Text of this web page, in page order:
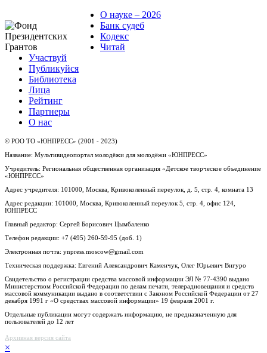
О науке – 2026
Банк судеб
Кодекс
Читай
Участвуй
Публикуйся
Библиотека
Лица
Рейтинг
Партнеры
О нас
© РОО ТО «ЮНПРЕСС» (2001 - 2023)
Название: Мультивидеопортал молодёжи для молодёжи «ЮНПРЕСС»
Учредитель: Региональная общественная организация «Детское творческое объединение
«ЮНПРЕСС»
Адрес учредителя: 101000, Москва, Кривоколенный переулок, д. 5, стр. 4, комната 13
Адрес редакции: 101000, Москва, Кривоколенный переулок 5, стр. 4, офис 124,
ЮНПРЕСС
Главный редактор: Сергей Борисович Цымбаленко
Телефон редакции: +7 (495) 260-59-95 (доб. 1)
Электронная почта: ynpress.moscow@gmail.com
Техническая поддержка: Евгений Александрович Каменчук, Олег Юрьевич Вигуро
Свидетельство о регистрации средства массовой информации ЭЛ № 77-4390 выдано
Министерством Российской Федерации по делам печати, телерадиовещания и средств
массовой коммуникации выдано в соответствии с Законом Российской Федерации от 27
декабря 1991 г «О средствах массовой информации» 19 февраля 2001 г.
Отдельные публикации могут содержать информацию, не предназначенную для
пользователей до 12 лет
Архивная версия сайта
×